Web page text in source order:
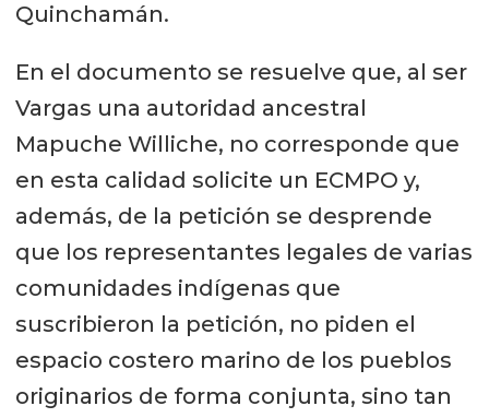
Quinchamán.
En el documento se resuelve que, al ser
Vargas una autoridad ancestral
Mapuche Williche, no corresponde que
en esta calidad solicite un ECMPO y,
además, de la petición se desprende
que los representantes legales de varias
comunidades indígenas que
suscribieron la petición, no piden el
espacio costero marino de los pueblos
originarios de forma conjunta, sino tan